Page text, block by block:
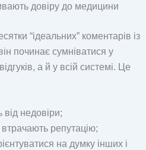
довіру до медицини
“ідеальних” коментарів із
починає сумніватися у
а й у всій системі. Це
від недовіри;
репутацію;
на думку інших і